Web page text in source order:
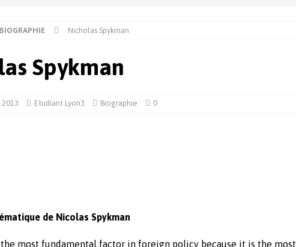
11, 2018 ] La cohérence de l’incohérence Trump
8, 2018 ] Chine-Japon : résurgence des conflits et tensions régionales
BIOGRAPHIE Nicholas Spykman
Spykman
Etudiant Lyon3 Biographie 0
de Nicolas Spykman
the most fundamental factor in foreign policy because it is the most